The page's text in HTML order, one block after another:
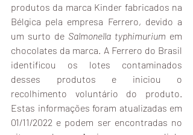
produtos da marca Kinder fabricados na
Bélgica pela empresa Ferrero, devido a
um surto de Salmonella typhimurium em
chocolates da marca. A Ferrero do Brasil
identificou os lotes contaminados
desses produtos e iniciou o
recolhimento voluntário do produto.
Estas informações foram atualizadas em
01/11/2022 e podem ser encontradas no